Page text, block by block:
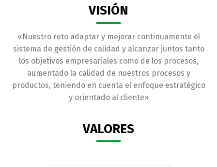
VISIÓN
«Nuestro reto adaptar y mejorar continuamente el
sistema de gestión de calidad y alcanzar juntos tanto
los objetivos empresariales como de los procesos,
aumentado la calidad de nuestros procesos y
productos, teniendo en cuenta el enfoque estratégico
y orientado al cliente»
VALORES